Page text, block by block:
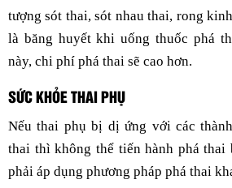
tượng sót thai, sót nhau thai, rong
là băng huyết khi uống thuốc phá
này, chi phí phá thai sẽ cao hơn.
SỨC KHỎE THAI PHỤ
Nếu thai phụ bị dị ứng với các
thai thì không thể tiến hành phá thai
phải áp dụng phương pháp phá thai